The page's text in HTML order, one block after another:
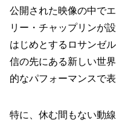
公開された映像の中で
リー・チャップリンが
はじめとするロサンゼ
信の先にある新しい世
的なパフォーマンスで表
特に、休む間もない動